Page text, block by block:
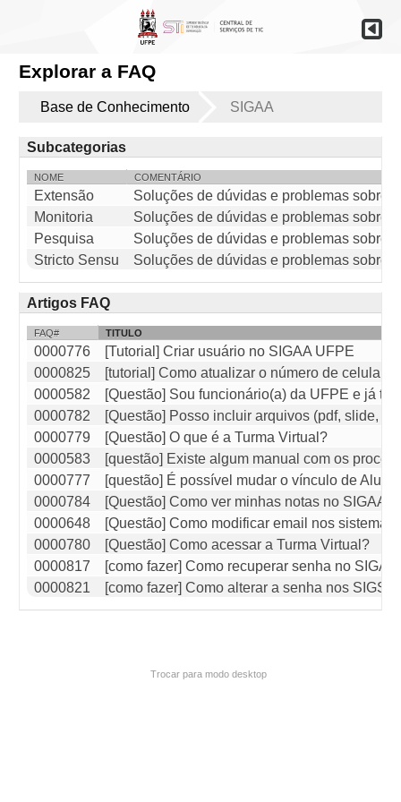
Explorar a FAQ
Base de Conhecimento SIGAA
Subcategorias
NOME COMENTÁRIO
Extensão
Soluções de dúvidas e problemas sobre
Monitoria
Soluções de dúvidas e problemas sobre
Pesquisa
Soluções de dúvidas e problemas sobre
Stricto Sensu
Soluções de dúvidas e problemas sobre
Artigos FAQ
FAQ# TITULO
0000776
[Tutorial] Criar usuário no SIGAA UFPE
0000825
[tutorial] Como atualizar o número de celular
0000582
[Questão] Sou funcionário(a) da UFPE e já
0000782
[Questão] Posso incluir arquivos (pdf, slide,
0000779
[Questão] O que é a Turma Virtual?
0000583
[questão] Existe algum manual com os
0000777
[questão] É possível mudar o vínculo de
0000784
[Questão] Como ver minhas notas no SIGAA
0000648
[Questão] Como modificar email nos
0000780
[Questão] Como acessar a Turma Virtual?
0000817
[como fazer] Como recuperar senha no
0000821
[como fazer] Como alterar a senha nos SIGS
Trocar para modo desktop